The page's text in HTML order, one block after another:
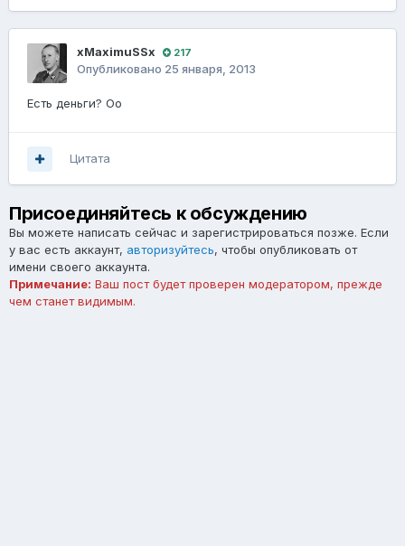
xMaximuSSx 217
Опубликовано 25 января, 2013
Есть деньги? Оо
Цитата
Присоединяйтесь к обсуждению
Вы можете написать сейчас и зарегистрироваться позже. Если
у вас есть аккаунт, авторизуйтесь, чтобы опубликовать от
имени своего аккаунта.
Примечание: Ваш пост будет проверен модератором, прежде
чем станет видимым.